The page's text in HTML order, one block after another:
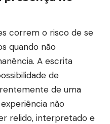
correm o risco de se
quando não
A escrita
de
de uma
não
relido, interpretado e